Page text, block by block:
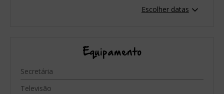
Escolher datas
Equipamento
Secretária
Televisão